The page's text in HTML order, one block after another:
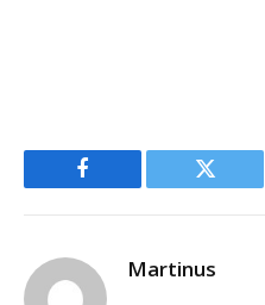
Facebook Twitter
Martinus